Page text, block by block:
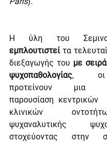
εμπλουτιστεί τα
διεξαγωγής του με
ψυχοπαθολογίας, οι
προτείνουν μια
παρουσίαση κεντρικών
κλινικών
ψυχαναλυτικής
στοχεύοντας στην